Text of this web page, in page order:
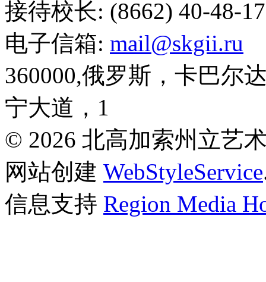
接待校长: (8662) 40-48-17
电子信箱: mail@skgii.ru
360000,俄罗斯，卡巴尔
宁大道，1
© 2026 北高加索州立艺
网站创建 WebStyleService
信息支持 Region Media